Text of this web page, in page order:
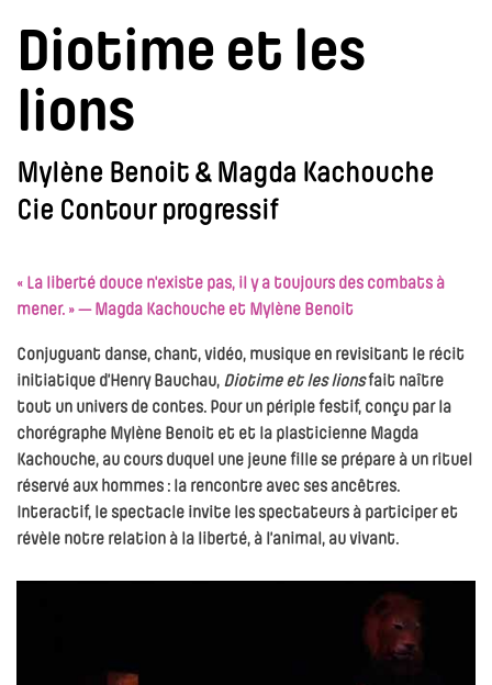
Diotime et les
lions
Mylène Benoit & Magda Kachouche
Cie Contour progressif
« La liberté douce n'existe pas, il y a toujours des combats à
mener. » — Magda Kachouche et Mylène Benoit
Conjuguant danse, chant, vidéo, musique en revisitant le récit
initiatique d’Henry Bauchau, Diotime et les lionsfait naître
tout un univers de contes. Pour un périple festif, conçu par la
chorégraphe Mylène Benoit et et la plasticienne Magda
Kachouche, au cours duquel une jeune fille se prépare à un rituel
réservé aux hommes : la rencontre avec ses ancêtres.
Interactif, le spectacle invite les spectateurs à participer et
révèle notre relation à la liberté, à l’animal, au vivant.